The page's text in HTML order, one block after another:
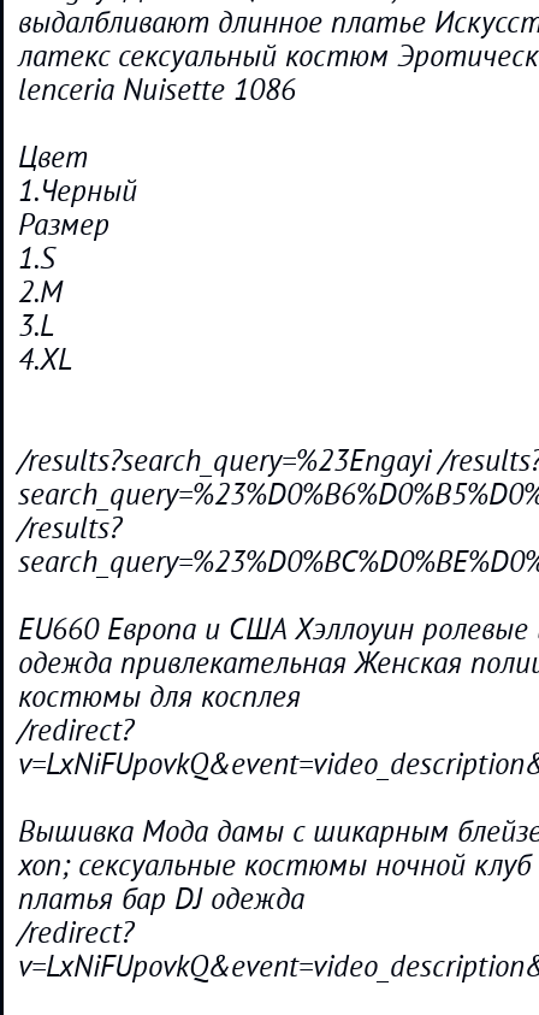
выдалбливают длинное платье
латекс сексуальный костюм
lenceria Nuisette 1086
Цвет
1.Черный
Размер
1.S
2.M
3.L
4.XL
/results?search_query=%23Engayi /
/results?
EU660 Европа и США Хэллоуин ролевые
одежда привлекательная Женская
костюмы для косплея
/redirect?
Вышивка Мода дамы с шикарным
хоп; сексуальные костюмы ночной
платья бар DJ одежда
/redirect?